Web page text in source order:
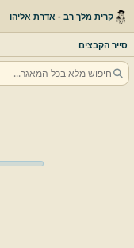
קרית מלך רב - אדרת אליהו
סייר הקבצים